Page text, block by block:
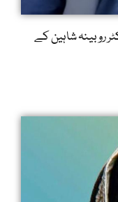
روبینہ شاہین کے